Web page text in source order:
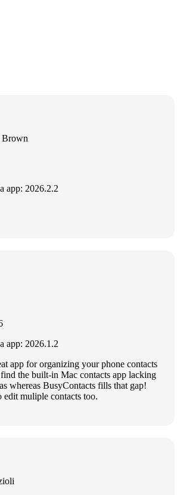
Brown
app: 2026.2.2
app: 2026.1.2
app for organizing your phone contacts
the built-in Mac contacts app lacking
whereas BusyContacts fills that gap!
edit muliple contacts too.